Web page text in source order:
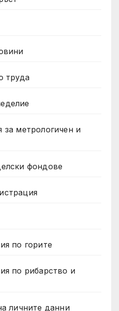
труда
метрологичен и
фондове
по горите
по рибарство и
личните данни